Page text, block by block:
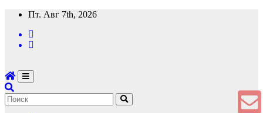
Перейти
содержимому
Пт. Авг 7th, 2026